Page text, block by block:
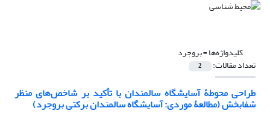
کلیدواژه‌ها =بروجرد
تعداد مقالات: 2
طراحی محوطۀ آسایشگاه سالمندان با تأکید بر شاخص‌های منظر
شفابخش (مطالعۀ موردی: آسایشگاه سالمندان برکتی بروجرد)